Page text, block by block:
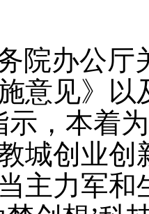
院办公厅
意见》以
示，本着
城创业
主力军